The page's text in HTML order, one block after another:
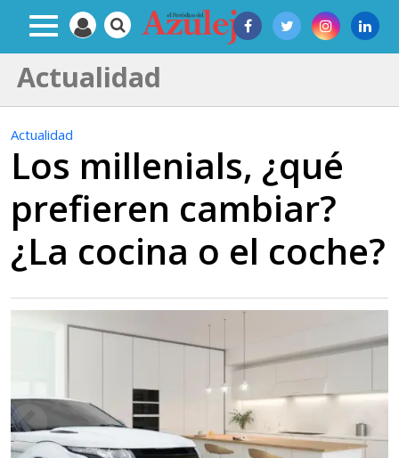
Actualidad
Actualidad
Los millenials, ¿qué
prefieren cambiar?
¿La cocina o el coche?